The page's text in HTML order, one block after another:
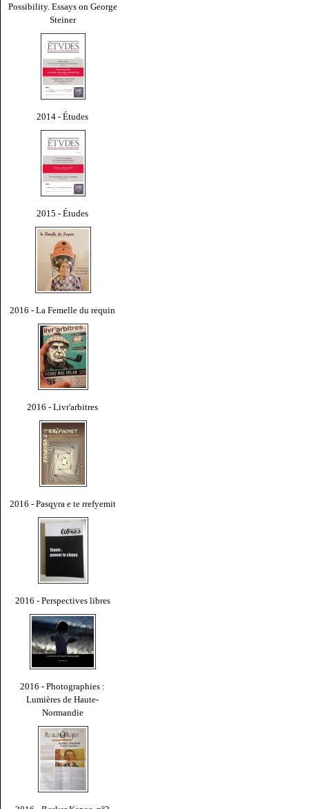
Possibility. Essays on George
Steiner
2014 - Études
2015 - Études
2016 - La Femelle du requin
2016 - Livr'arbitres
2016 - Pasqyra e te rrefyemit
2016 - Perspectives libres
2016 - Photographies :
Lumières de Haute-
Normandie